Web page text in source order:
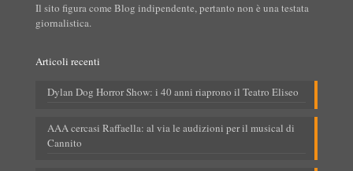
Il sito figura come Blog indipendente, pertanto non è una testata
giornalistica.
Articoli recenti
Dylan Dog Horror Show: i 40 anni riaprono il Teatro Eliseo
AAA cercasi Raffaella: al via le audizioni per il musical di
Cannito